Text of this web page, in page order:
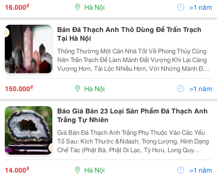
16.000₫ Hà Nội >1 năm
Bán Đá Thạch Anh Thô Dùng Để Trấn Trạch
Tại Hà Nội
Thông Thường Một Căn Nhà Tốt Về Phong Thủy Cũng
Nên Trấn Trạch Để Làm Mảnh Đất Vượng Khí Lại Càng
Vượng Hơn, Tài Lộc Nhiều Hơn, Với Những Mảnh Đất
Tốt Đã Vậy Thì Đối Với Những Mảnh Đất Có Các
&Quot;Nghịch&Quot; Với Gia Chủ Như Trạch Đất Có
Âm Phần, Có Người Âm
150.000₫ Hà Nội >1 năm
Báo Giá Bán 23 Loại Sản Phẩm Đá Thạch Anh
Trắng Tự Nhiên
Giá Bán Đá Thạch Anh Trắng Phụ Thuộc Vào Các Yếu
Tố Sau: Kích Thước &Ndash; Trọng Lượng, Hình Dạng
Chế Tác (Phật Bà, Phật Di Lạc, Tỳ Hưu, Long Quy
&Ndash; Rùa Đầu Rồng, Quả Cầu&Hellip;Vv) Hay Là
Tinh Thể, Dạng Khối Thô, Dạng Vụn, Hang Hốc, Hũ Tụ
14.000₫ Hà Nội >1 năm